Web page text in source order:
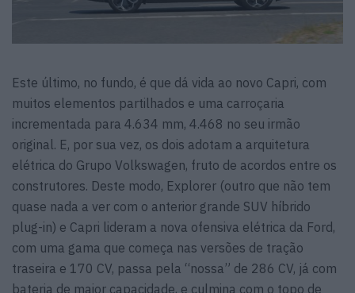
Este último, no fundo, é que dá vida ao novo Capri, com
muitos elementos partilhados e uma carroçaria
incrementada para 4.634 mm, 4.468 no seu irmão
original. E, por sua vez, os dois adotam a arquitetura
elétrica do Grupo Volkswagen, fruto de acordos entre os
construtores. Deste modo, Explorer (outro que não tem
quase nada a ver com o anterior grande SUV híbrido
plug-in) e Capri lideram a nova ofensiva elétrica da Ford,
com uma gama que começa nas versões de tração
traseira e 170 CV, passa pela “nossa” de 286 CV, já com
bateria de maior capacidade, e culmina com o topo de